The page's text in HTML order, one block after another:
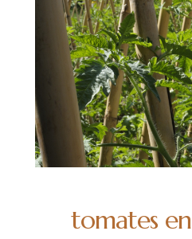
tomates